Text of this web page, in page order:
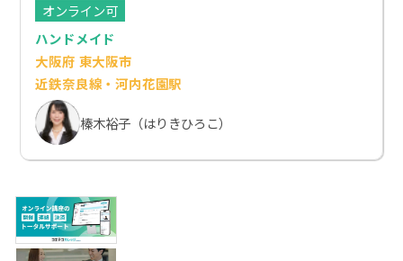
オンライン可
ハンドメイド
大阪府 東大阪市
近鉄奈良線・河内花園駅
榛木裕子（はりきひろこ）